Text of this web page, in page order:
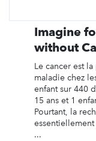
Imagine
without
Le cancer est
maladie chez
enfant sur 440
15 ans et 1
Pourtant, la
essentiellement
...